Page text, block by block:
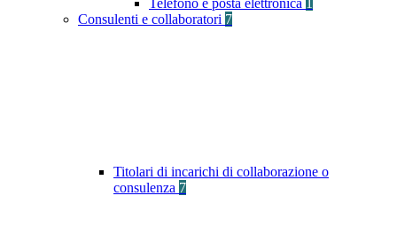
Telefono e posta elettronica 1
Consulenti e collaboratori 7
Titolari di incarichi di collaborazione o
consulenza 7